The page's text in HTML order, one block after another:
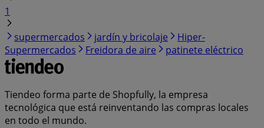
1
supermercados
jardín y bricolaje
Hiper-
Supermercados
Freidora de aire patinete eléctrico
Tiendeo forma parte de Shopfully, la empresa
tecnológica que está reinventando las compras locales
en todo el mundo.